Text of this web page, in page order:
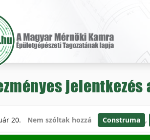
jelentkezés
20. Nem szóltak hozzá Construma ,